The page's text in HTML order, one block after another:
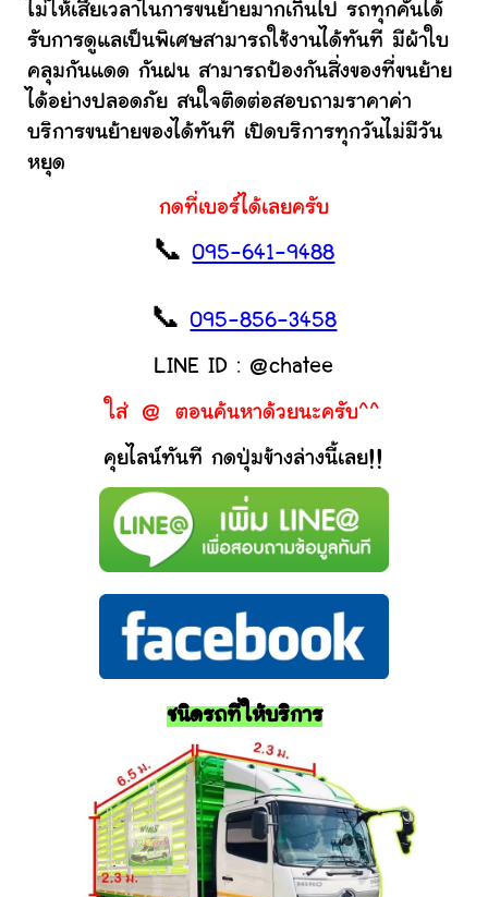
ไม่ให้เสียเวลาในการขนย้ายมากเกินไป รถทุกคันได้
รับการดูแลเป็นพิเศษสามารถใช้งานได้ทันที มีผ้าใบ
คลุมกันแดด กันฝน สามารถป้องกันสิ่งของที่ขนย้าย
ได้อย่างปลอดภัย สนใจติดต่อสอบถามราคาค่า
บริการขนย้ายของได้ทันที เปิดบริการทุกวันไม่มีวัน
หยุด
กดที่เบอร์ได้เลยครับ
📞095-641-9488
📞095-856-3458
LINE ID : @chatee
ใส่ @ ตอนค้นหาด้วยนะครับ^^
คุยไลน์ทันที กดปุ่มข้างล่างนี้เลย!!
ชนิดรถที่ให้บริการ